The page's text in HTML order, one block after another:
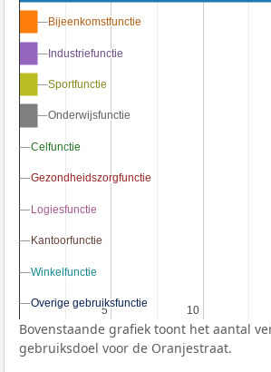
5
5 10
10
Bijeenkomstfunctie
Bijeenkomstfunctie
Industriefunctie
Industriefunctie
Sportfunctie
Sportfunctie
Onderwijsfunctie
Onderwijsfunctie
Celfunctie
Celfunctie
Gezondheidszorgfunctie
Gezondheidszorgfunctie
Logiesfunctie
Logiesfunctie
Kantoorfunctie
Kantoorfunctie
Winkelfunctie
Winkelfunctie
Overige gebruiksfunctie
Overige gebruiksfunctie
Bovenstaande grafiek toont het aantal
gebruiksdoel voor de Oranjestraat.